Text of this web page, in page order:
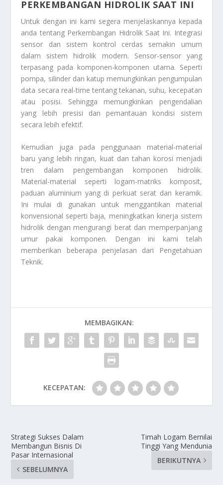
PERKEMBANGAN HIDROLIK SAAT INI
Untuk dengan ini kami segera menjelaskannya kepada
anda tentang Perkembangan Hidrolik Saat Ini. Integrasi
sensor dan sistem kontrol cerdas semakin umum
dalam sistem hidrolik modern. Sensor-sensor yang
terpasang pada komponen-komponen utama. Seperti
pompa, silinder dan katup memungkinkan pengumpulan
data secara real-time tentang tekanan, suhu, kecepatan
atau posisi. Sehingga memungkinkan pengendalian
yang lebih presisi dan pemantauan kondisi sistem
secara lebih efektif.
Kemudian juga pada penggunaan material-material
baru yang lebih ringan, kuat dan tahan korosi menjadi
tren dalam pengembangan komponen hidrolik.
Material-material seperti logam-matriks komposit,
paduan aluminium yang di perkuat serat dan keramik.
Ini mulai di gunakan untuk menggantikan material
konvensional seperti baja, meningkatkan kinerja sistem
hidrolik dengan mengurangi berat dan memperpanjang
umur pakai komponen. Dengan ini kami telah
memberikan beberapa penjelasan dari
Pengetahuan
Teknik.
MEMBAGIKAN:
KECEPATAN:
Strategi Sukses Dalam
Membangun Bisnis Di
Pasar Internasional
SEBELUMNYA
Timah Logam Bernilai
Tinggi Yang Mendunia
BERIKUTNYA